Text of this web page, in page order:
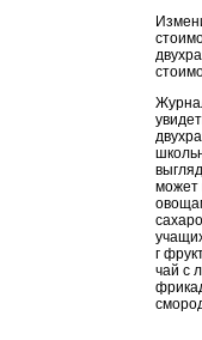
может
г
чай с